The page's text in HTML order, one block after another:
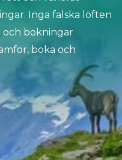
Inga falska löften
och bokningar
boka och